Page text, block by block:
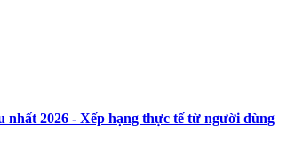
nhất 2026 - Xếp hạng thực tế từ người dùng